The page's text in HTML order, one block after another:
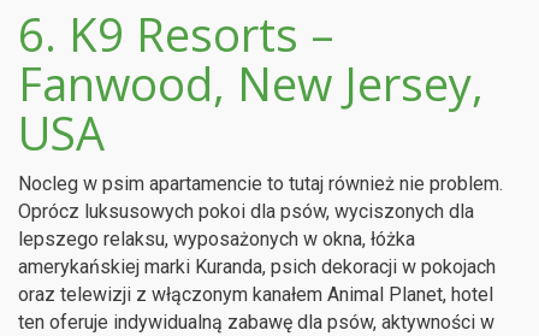
6. K9 Resorts –
Fanwood, New Jersey,
USA
Nocleg w psim apartamencie to tutaj również nie problem.
Oprócz luksusowych pokoi dla psów, wyciszonych dla
lepszego relaksu, wyposażonych w okna, łóżka
amerykańskiej marki Kuranda, psich dekoracji w pokojach
oraz telewizji z włączonym kanałem Animal Planet, hotel
ten oferuje indywidualną zabawę dla psów, aktywności w